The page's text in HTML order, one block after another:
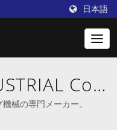
日本語
Co.,
械の専門メーカー。